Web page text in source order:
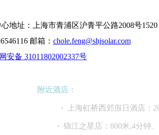
址：上海市青浦区沪青平公路2008号1520
邮箱： chole.feng@shjsolar.com
安备 31011802002337号
附近酒店：
,15分钟. · 上海虹桥西郊假日酒店：
分钟. · 锦江之星店：800米,4分钟.